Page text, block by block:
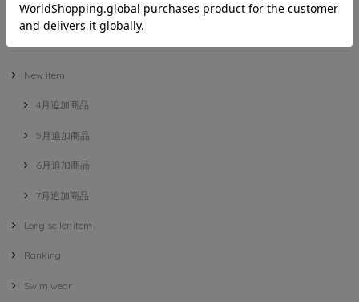
New item
4月追加商品
5月追加商品
6月追加商品
7月追加商品
Long seller item
Ranking
Swim wear